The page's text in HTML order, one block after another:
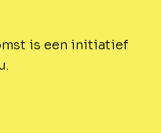
is een initiatief